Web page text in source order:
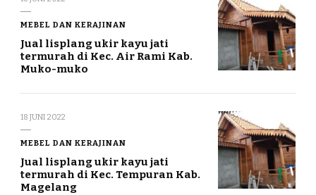
MEBEL DAN KERAJINAN
Jual lisplang ukir kayu jati
termurah di Kec. Air Rami Kab.
Muko-muko
18 JUNI 2022
MEBEL DAN KERAJINAN
Jual lisplang ukir kayu jati
termurah di Kec. Tempuran Kab.
Magelang